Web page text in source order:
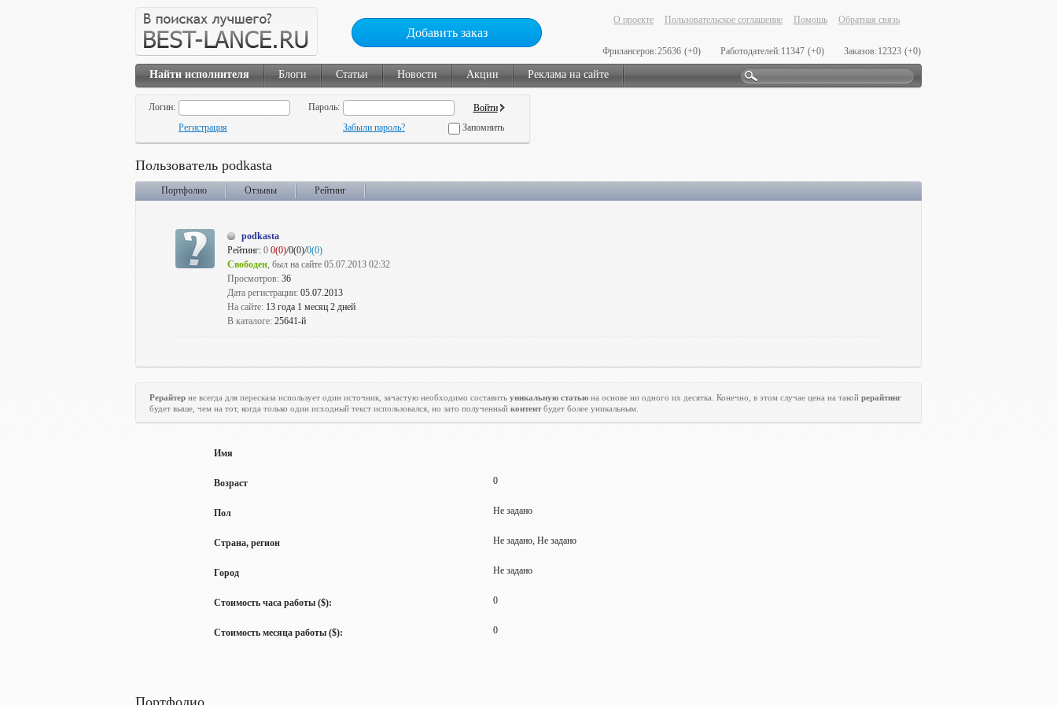
Добавить заказ
О проекте Пользовательское соглашение Помощь Обратная связь
Фрилансеров:25636 (+0) Работодателей:11347 (+0) Заказов:12323 (+0)
Найти исполнителя Блоги Статьи Новости Акции Реклама на сайте
Логин:
Пароль:
Регистрация
Забыли пароль? Запомнить
Пользователь podkasta
Портфолио Отзывы Рейтинг
podkasta
Рейтинг: 0 0(0)/0(0)/0(0)
Свободен, был на сайте 05.07.2013 02:32
Просмотров: 36
Дата регистрации: 05.07.2013
На сайте: 13 года 1 месяц 2 дней
В каталоге: 25641-й
Рерайтер не всегда для пересказа использует один источник, зачастую необходимо составить уникальную статью на основе ни одного их десятка. Конечно, в этом случае цена на такой рерайтинг
будет выше, чем на тот, когда только один исходный текст использовался, но зато полученный контентбудет более уникальным.
Имя
Возраст 0
Пол Не задано
Страна, регион Не задано, Не задано
Город Не задано
Стоимость часа работы ($): 0
Стоимость месяца работы ($): 0
Портфолио